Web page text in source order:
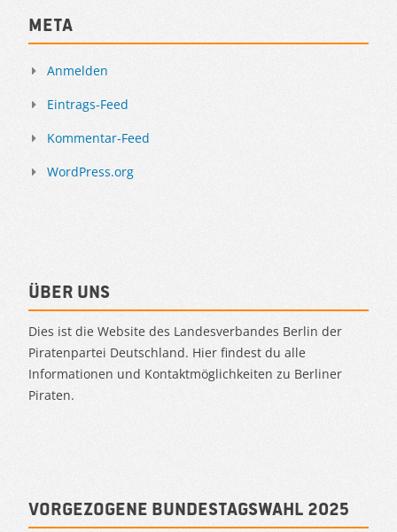
Meta
Anmelden
Eintrags-Feed
Kommentar-Feed
WordPress.org
Über uns
Dies ist die Website des Landesverbandes Berlin der
Piratenpartei Deutschland. Hier findest du alle
Informationen und Kontaktmöglichkeiten zu Berliner
Piraten.
Vorgezogene Bundestagswahl 2025